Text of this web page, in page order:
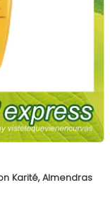
Karité, Almendras